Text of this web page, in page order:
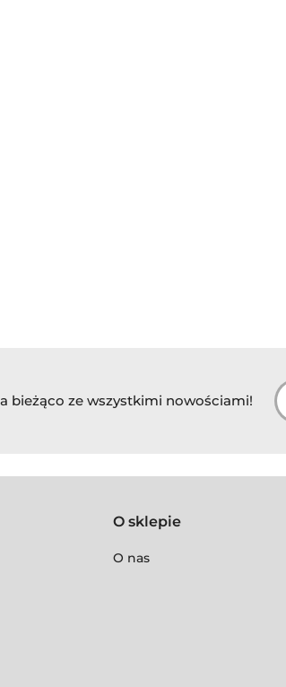
bieżąco ze wszystkimi nowościami!
O sklepie
O nas